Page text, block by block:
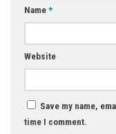
Name *
Website
Save my name,
time I comment.